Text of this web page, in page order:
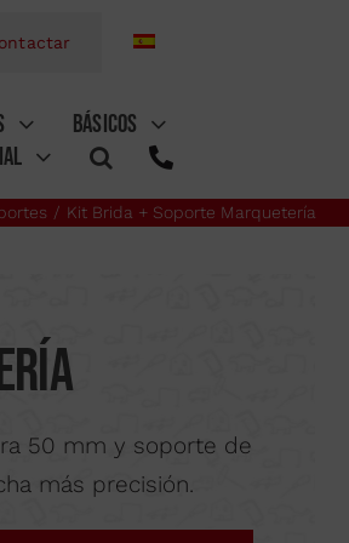
SIERRAS DE MECÁNICO
BÁSICOS
Kit Brida + Soporte Marquetería
50 mm y soporte de
más precisión.